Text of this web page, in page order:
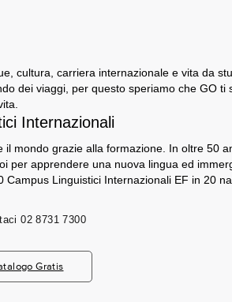
cultura, carriera internazionale e vita da
dei viaggi, per questo speriamo che GO ti
Internazionali
mondo grazie alla formazione. In oltre 50
per apprendere una nuova lingua ed
Linguistici Internazionali EF in 20
02 8731 7300
Gratis